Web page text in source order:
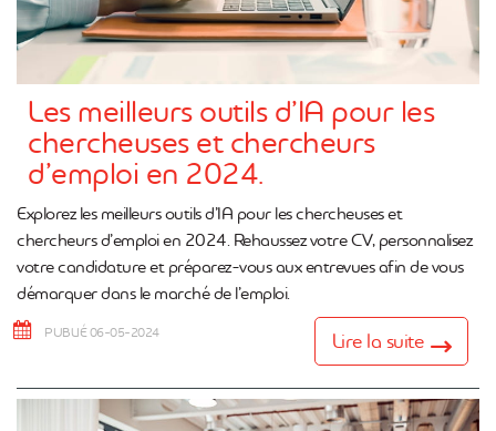
Les meilleurs outils d’IA pour les
chercheuses et chercheurs
d’emploi en 2024.
Explorez les meilleurs outils d’IA pour les chercheuses et
chercheurs d’emploi en 2024. Rehaussez votre CV, personnalisez
votre candidature et préparez-vous aux entrevues afin de vous
démarquer dans le marché de l’emploi.
PUBLIÉ 06-05-2024 Lire la suite